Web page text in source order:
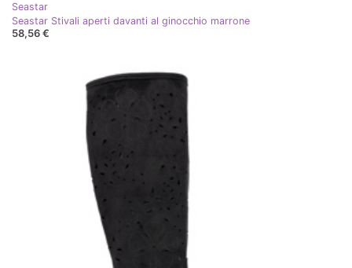
Seastar
Seastar Stivali aperti davanti al ginocchio marrone
58,56 €